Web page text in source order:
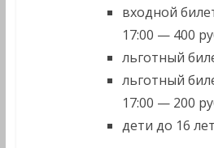
входной
17:00 — 400
льготный
льготный
17:00 — 200
дети до 16